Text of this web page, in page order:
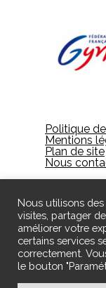
Politique
Mentions
Plan de site
Nous
© 2024
Nous utilisons
visites, partager
améliorer votre
certains services
correctement.
le bouton